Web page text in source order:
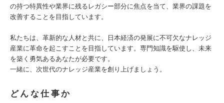
の持つ特異性や業界に残るレガシー部分に焦点を当て、業界の課題を
改善することを目指しています。
私たちは、革新的な人材と共に、日本経済の発展に不可欠なナレッジ
産業に革命を起こすことを目指しています。専門知識を駆使し、未来
を築く勇気あるあなたが必要です。
一緒に、次世代のナレッジ産業を創り上げましょう。
どんな仕事か